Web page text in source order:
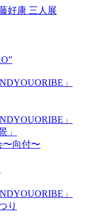
好康 三人展
」
」
」
〜向付〜
」
り